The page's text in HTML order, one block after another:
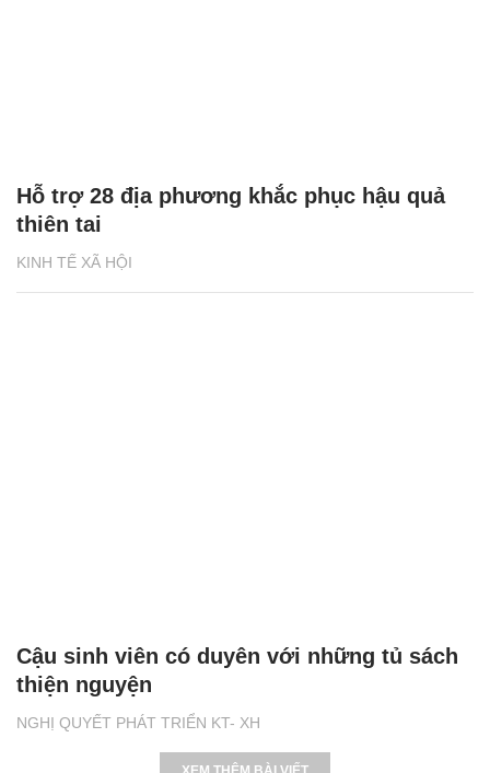
KINH TẾ XÃ HỘI
Hỗ trợ 28 địa phương khắc phục hậu quả
thiên tai
NGHỊ QUYẾT PHÁT TRIỂN KT- XH
Cậu sinh viên có duyên với những tủ sách
thiện nguyện